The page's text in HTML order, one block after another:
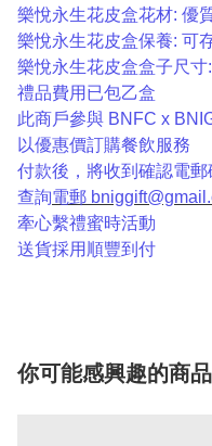
樂悅永生花皮盒花材: 優
樂悅永生花皮盒保養: 可
樂悅永生花皮盒盒子尺寸
禮品費用已包乙盒
此商戶參與 BNFC x
以優惠價訂購餐飲服務
付款後，將收到確認電
查詢電郵
牽心繫禮蜜時活動
送貨採用順豐到付
你可能感興趣的商品